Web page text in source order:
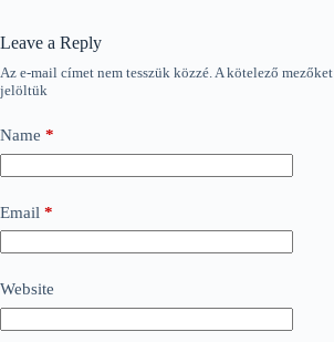
Leave a Reply
Az e-mail címet nem tesszük közzé.A kötelező mezőket
jelöltük
Name *
Email *
Website